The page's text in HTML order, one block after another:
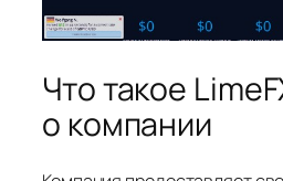
Что такое
о компании